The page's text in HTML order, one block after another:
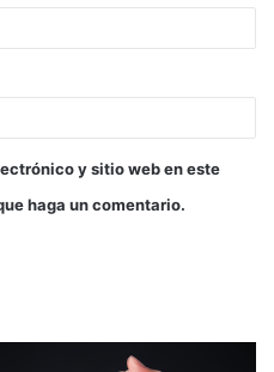
y sitio web en este
haga un comentario.